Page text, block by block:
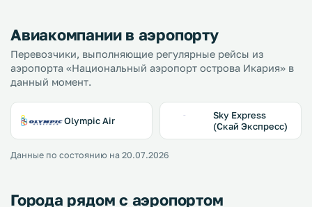
Авиакомпании в аэропорту
Перевозчики, выполняющие регулярные рейсы из
аэропорта «Национальный аэропорт острова Икария» в
данный момент.
Olympic Air
Sky Express
(Скай Экспресс)
Данные по состоянию на 20.07.2026
Города рядом с аэропортом